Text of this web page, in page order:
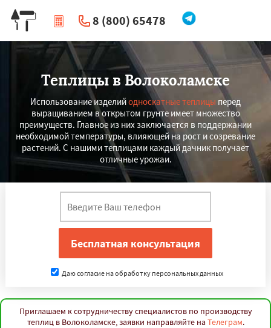
8 (800) 65478
| Перезвоните мне
Теплицы в Волоколамске
Использование изделийодноскатные теплицы перед
выращиванием в открытом грунте имеет множество
преимуществ. Главное из них заключается в поддержании
необходимой температуры, влияющей на рост и созревание
растений. С нашими теплицами каждый дачник получает
отличные урожаи.
Даю согласие на обработку персональных данных
Приглашаем к сотрудничеству специалистов по производству
теплиц в Волоколамске, заявки направляйте на Телеграм.